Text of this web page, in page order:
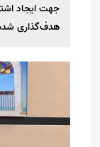
هدف‌گذاری